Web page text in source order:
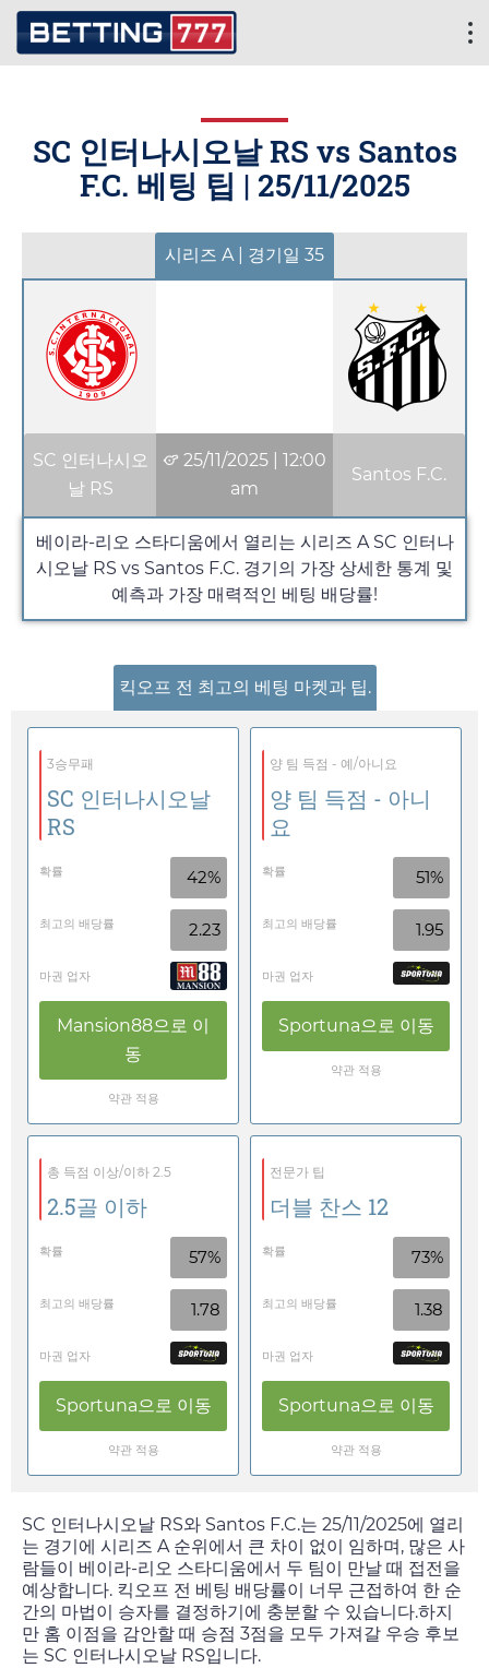
SC 인터나시오날 RS vs Santos
F.C. 베팅 팁 | 25/11/2025
시리즈 A | 경기일 35
SC 인터나시오
날 RS
25/11/2025| 12:00
am
Santos F.C.
베이라-리오 스타디움에서 열리는 시리즈 A SC 인터나
시오날 RS vs Santos F.C. 경기의 가장 상세한 통계 및
예측과 가장 매력적인 베팅 배당률!
킥오프 전 최고의 베팅 마켓과 팁.
3승무패
SC 인터나시오날
RS
확률 42%
최고의 배당률 2.23
마권 업자
Mansion88으로 이
동
약관 적용
양 팀 득점 - 예/아니요
양 팀 득점 - 아니
요
확률 51%
최고의 배당률 1.95
마권 업자
Sportuna으로 이동
약관 적용
총 득점 이상/이하 2.5
2.5골 이하
확률 57%
최고의 배당률 1.78
마권 업자
Sportuna으로 이동
약관 적용
전문가 팁
더블 찬스 12
확률 73%
최고의 배당률 1.38
마권 업자
Sportuna으로 이동
약관 적용
SC 인터나시오날 RS와 Santos F.C.는 25/11/2025에 열리
는 경기에 시리즈 A 순위에서 큰 차이 없이 임하며, 많은 사
람들이 베이라-리오 스타디움에서 두 팀이 만날 때 접전을
예상합니다. 킥오프 전 베팅 배당률이 너무 근접하여 한 순
간의 마법이 승자를 결정하기에 충분할 수 있습니다.하지
만 홈 이점을 감안할 때 승점 3점을 모두 가져갈 우승 후보
는 SC 인터나시오날 RS입니다.